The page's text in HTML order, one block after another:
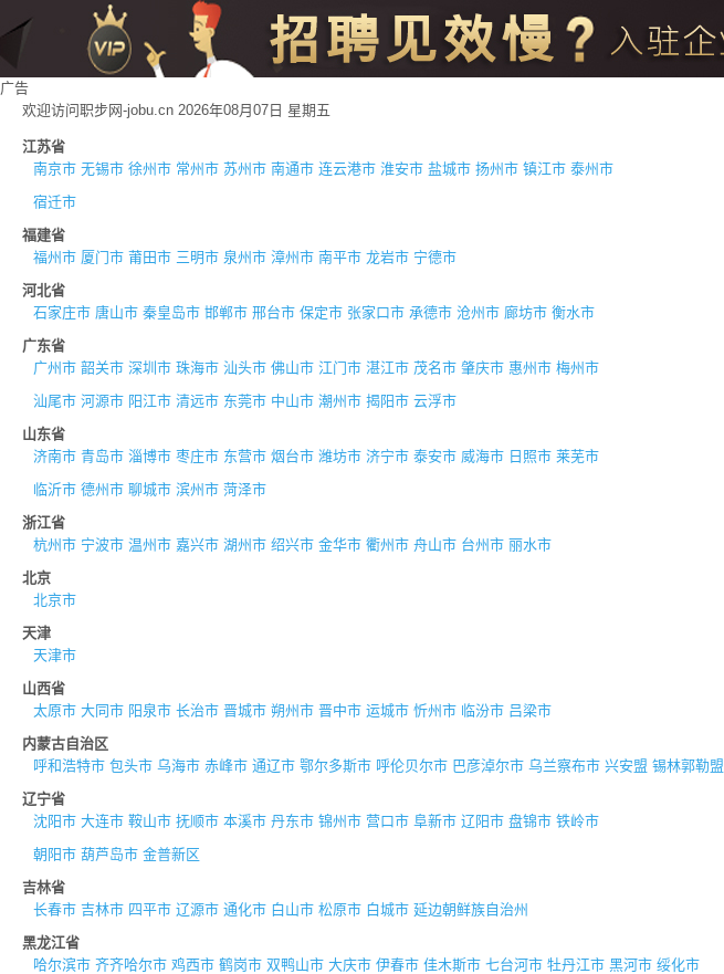
广告
欢迎访问职步网-jobu.cn 2026年08月07日 星期五
江苏省
南京市 无锡市 徐州市 常州市 苏州市 南通市 连云港市 淮安市 盐城市 扬州市 镇江市 泰州市
宿迁市
福建省
福州市 厦门市 莆田市 三明市 泉州市 漳州市 南平市 龙岩市 宁德市
河北省
石家庄市 唐山市 秦皇岛市 邯郸市 邢台市 保定市 张家口市 承德市 沧州市 廊坊市 衡水市
广东省
广州市 韶关市 深圳市 珠海市 汕头市 佛山市 江门市 湛江市 茂名市 肇庆市 惠州市 梅州市
汕尾市 河源市 阳江市 清远市 东莞市 中山市 潮州市 揭阳市 云浮市
山东省
济南市 青岛市 淄博市 枣庄市 东营市 烟台市 潍坊市 济宁市 泰安市 威海市 日照市 莱芜市
临沂市 德州市 聊城市 滨州市 菏泽市
浙江省
杭州市 宁波市 温州市 嘉兴市 湖州市 绍兴市 金华市 衢州市 舟山市 台州市 丽水市
北京
北京市
天津
天津市
山西省
太原市 大同市 阳泉市 长治市 晋城市 朔州市 晋中市 运城市 忻州市 临汾市 吕梁市
内蒙古自治区
呼和浩特市 包头市 乌海市 赤峰市 通辽市 鄂尔多斯市 呼伦贝尔市 巴彦淖尔市 乌兰察布市 兴安盟 锡林郭勒盟
辽宁省
沈阳市 大连市 鞍山市 抚顺市 本溪市 丹东市 锦州市 营口市 阜新市 辽阳市 盘锦市 铁岭市
朝阳市 葫芦岛市 金普新区
吉林省
长春市 吉林市 四平市 辽源市 通化市 白山市 松原市 白城市 延边朝鲜族自治州
黑龙江省
哈尔滨市 齐齐哈尔市 鸡西市 鹤岗市 双鸭山市 大庆市 伊春市 佳木斯市 七台河市 牡丹江市 黑河市 绥化市